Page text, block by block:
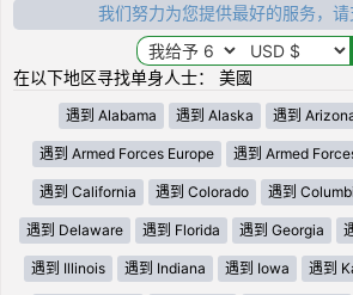
我们努力为您提供最好的服务，请
在以下地区寻找单身人士： 美國
遇到 Alabama 遇到 Alaska 遇到
遇到 Armed Forces Europe 遇到 Armed
遇到 California 遇到 Colorado 遇到
遇到 Delaware 遇到 Florida 遇到 Georgia
遇到 Illinois 遇到 Indiana 遇到 Iowa 遇到